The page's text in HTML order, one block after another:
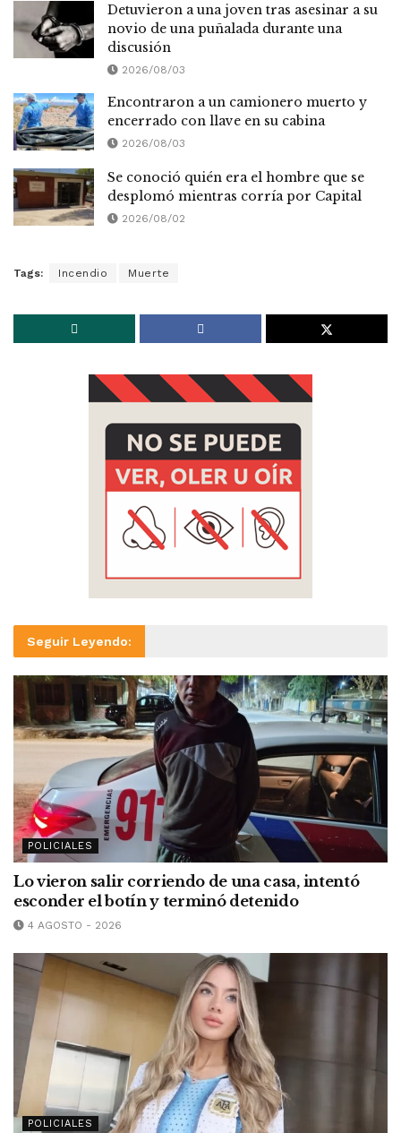
Detuvieron a una joven tras asesinar a su
novio de una puñalada durante una
discusión
2026/08/03
Encontraron a un camionero muerto y
encerrado con llave en su cabina
2026/08/03
Se conoció quién era el hombre que se
desplomó mientras corría por Capital
2026/08/02
Tags: Incendio Muerte
Seguir Leyendo:
POLICIALES
Lo vieron salir corriendo de una casa, intentó
esconder el botín y terminó detenido
4 AGOSTO - 2026
POLICIALES